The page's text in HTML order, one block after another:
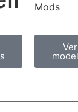
Mods
Ver